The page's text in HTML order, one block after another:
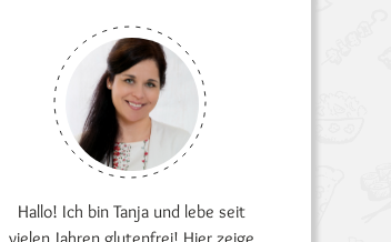
Hallo! Ich bin Tanja und lebe seit